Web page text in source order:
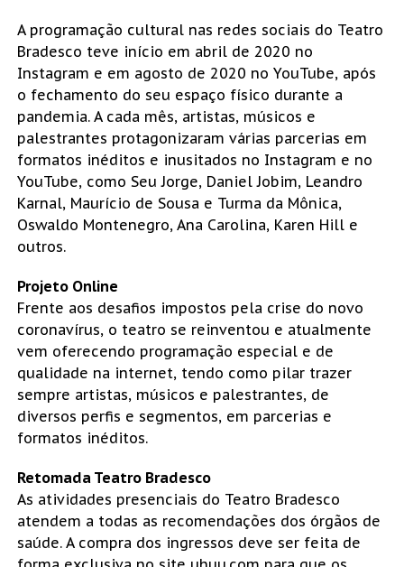
A programação cultural nas redes sociais do Teatro
Bradesco teve início em abril de 2020 no
Instagram e em agosto de 2020 no YouTube, após
o fechamento do seu espaço físico durante a
pandemia. A cada mês, artistas, músicos e
palestrantes protagonizaram várias parcerias em
formatos inéditos e inusitados no Instagram e no
YouTube, como Seu Jorge, Daniel Jobim, Leandro
Karnal, Maurício de Sousa e Turma da Mônica,
Oswaldo Montenegro, Ana Carolina, Karen Hill e
outros.
Projeto Online
Frente aos desafios impostos pela crise do novo
coronavírus, o teatro se reinventou e atualmente
vem oferecendo programação especial e de
qualidade na internet, tendo como pilar trazer
sempre artistas, músicos e palestrantes, de
diversos perfis e segmentos, em parcerias e
formatos inéditos.
Retomada Teatro Bradesco
As atividades presenciais do Teatro Bradesco
atendem a todas as recomendações dos órgãos de
saúde. A compra dos ingressos deve ser feita de